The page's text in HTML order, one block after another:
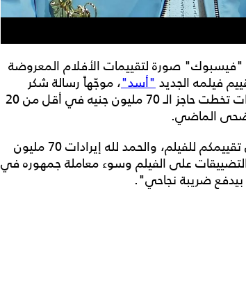
صورة لتقييمات الأفلام المعروضة
فيلمه الجديد "أسد"، موجّهاً رسالة شكر
للجمهور بعد ارتفاع تقييم الفيلم، وتحقيقه إيرادات تخطت حاجز الـ 70 مليون جنيه في أقل من 20
الماضي.
وكتب رمضان في رسالته قائلاً: "الحمد لله على تقييمكم للفيلم، والحمد لله إيرادات 70 مليون
رغم التضييقات على الفيلم وسوء معاملة جمهوره في
ضريبة نجاحي".